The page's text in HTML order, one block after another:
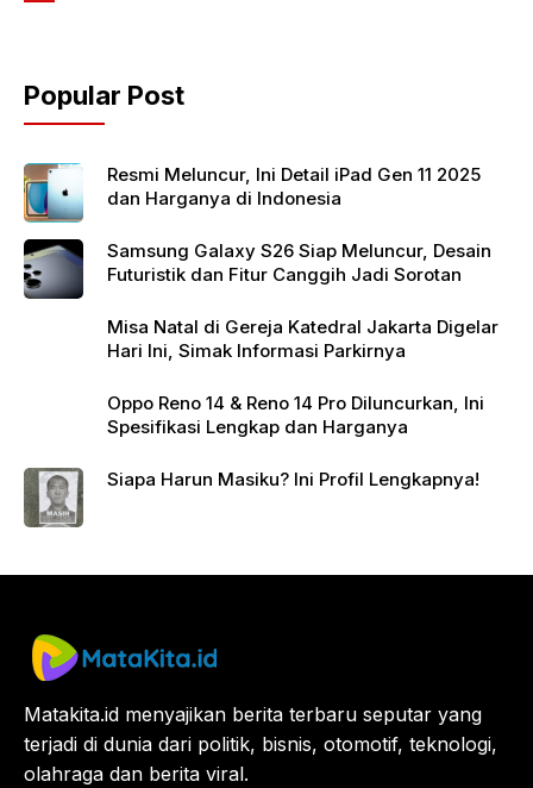
o
o
k
p
p
Popular Post
Resmi Meluncur, Ini Detail iPad Gen 11 2025
dan Harganya di Indonesia
Samsung Galaxy S26 Siap Meluncur, Desain
Futuristik dan Fitur Canggih Jadi Sorotan
Misa Natal di Gereja Katedral Jakarta Digelar
Hari Ini, Simak Informasi Parkirnya
Oppo Reno 14 & Reno 14 Pro Diluncurkan, Ini
Spesifikasi Lengkap dan Harganya
Siapa Harun Masiku? Ini Profil Lengkapnya!
Matakita.id menyajikan berita terbaru seputar yang
terjadi di dunia dari politik, bisnis, otomotif, teknologi,
olahraga dan berita viral.